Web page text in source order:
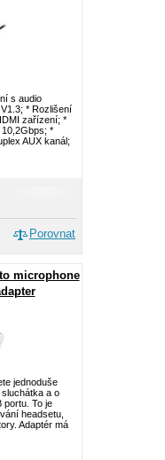
s audio
* Rozlišení
zařízení; *
*
AUX kanál;
Porovnat
to microphone
jednoduše
a o
portu. To je
headsetu,
Adaptér má